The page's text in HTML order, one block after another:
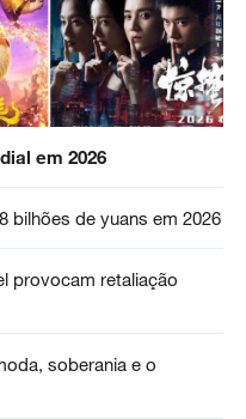
em 2026
bilhões de yuans em 2026
provocam retaliação
soberania e o